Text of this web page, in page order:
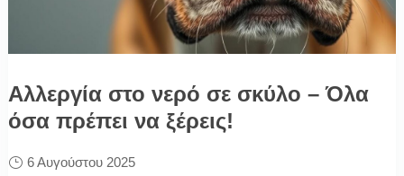
Αλλεργία στο νερό σε σκύλο – Όλα
όσα πρέπει να ξέρεις!
6 Αυγούστου 2025